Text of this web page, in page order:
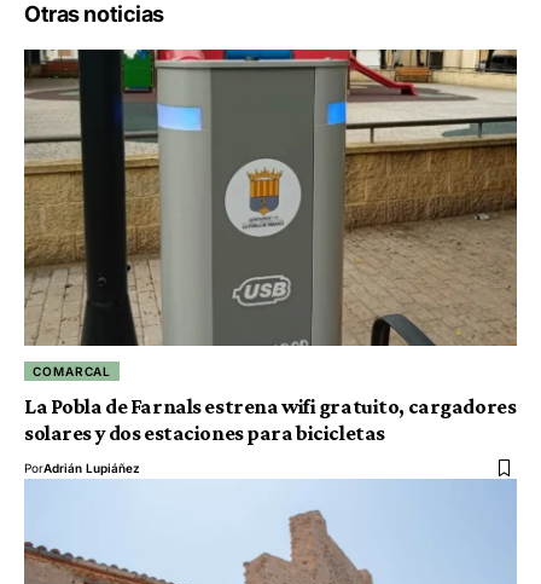
Otras noticias
COMARCAL
La Pobla de Farnals estrena wifi gratuito, cargadores
solares y dos estaciones para bicicletas
PorAdrián Lupiáñez